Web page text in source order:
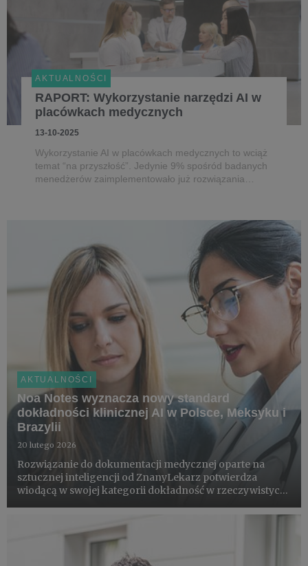
AKTUALNOŚCI
RAPORT: Wykorzystanie narzędzi AI w
placówkach medycznych
13-10-2025
Wykorzystanie AI w placówkach medycznych to wciąż
temat “na przyszłość”. Jedynie 9% spośród badanych
menedżerów zaimplementowało już rozwiązania
AKTUALNOŚCI
Noa Notes wyznacza nowy standard
dokładności klinicznej AI w Polsce, Meksyku i
Brazylii
20 lutego 2026
Rozwiązanie do dokumentacji medycznej oparte na
sztucznej inteligencji od ZnanyLekarz potwierdza
wiodącą w swojej kategorii dokładność w rzeczywistych
bezpieczeństwo i skalowalność AI w ochronie zdrowia.